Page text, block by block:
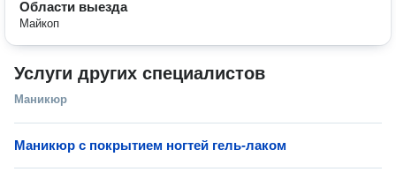
Области выезда
Майкоп
Услуги других специалистов
Маникюр
Маникюр с покрытием ногтей гель-лаком